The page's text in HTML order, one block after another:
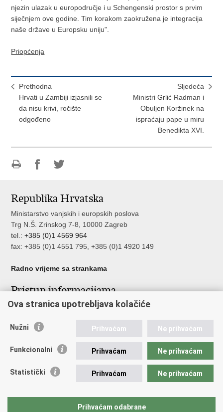
njezin ulazak u europodručje i u Schengenski prostor s prvim
siječnjem ove godine. Tim korakom zaokružena je integracija
naše države u Europsku uniju".
Priopćenja
Prethodna
Hrvati u Zambiji izjasnili se
da nisu krivi, ročište
odgođeno
Sljedeća
Ministri Grlić Radman i
Obuljen Koržinek na
ispraćaju pape u miru
Benedikta XVI.
Facebooku
Twitteru
Republika Hrvatska
Ministarstvo vanjskih i europskih poslova
Trg N.Š. Zrinskog 7-8, 10000 Zagreb
tel.:+385 (0)1 4569 964
fax: +385 (0)1 4551 795, +385 (0)1 4920 149
Radno vrijeme sa strankama
Pristup informacijama
Pristup informacijama
Nepravilnosti
Javna nabava u MVEP-u
Nadzor rada i unutarnja revizija službe vanjskih poslova
Ova stranica upotrebljava kolačiće
Nužni Prihvaćam Ne prihvaćam
Funkcionalni Prihvaćam Ne prihvaćam
Statistički Prihvaćam Ne prihvaćam
Prihvaćam odabrane